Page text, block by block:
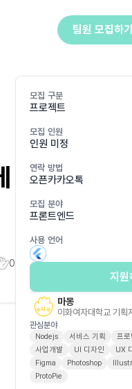
팀원 모집하기
0
모집 구분
프로젝트
모집 인원
인원 미정
연락 방법
오픈카카오톡
모집 분야
프론트엔드
사용 언어
지원
마몽
이화여자대학교 기획
관심분야
Nodejs 서비스 기획 프로
사업개발
UI 디자인 UX
Figma
Photoshop
ProtoPie